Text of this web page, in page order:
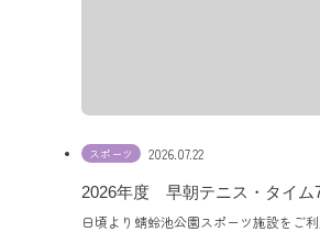
スポーツ 2026.07.22
2026年度 早朝テニス・タイム
日頃より蜻蛉池公園スポーツ施設をご